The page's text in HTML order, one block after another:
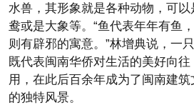
水兽，其形象就是各种动物，可
鸯或是大象等。“鱼代表年年有鱼
则有辟邪的寓意。”林增典说，一
既代表闽南华侨对生活的美好向
用，在此后百余年成为了闽南建
的独特风景。